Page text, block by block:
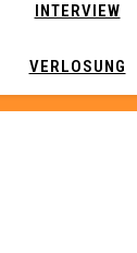
INTERVIEW
VERLOSUNG